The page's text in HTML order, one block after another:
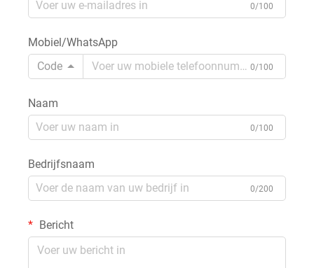
0/100
Mobiel/WhatsApp
Code
0/100
Naam
0/100
Bedrijfsnaam
0/200
Bericht